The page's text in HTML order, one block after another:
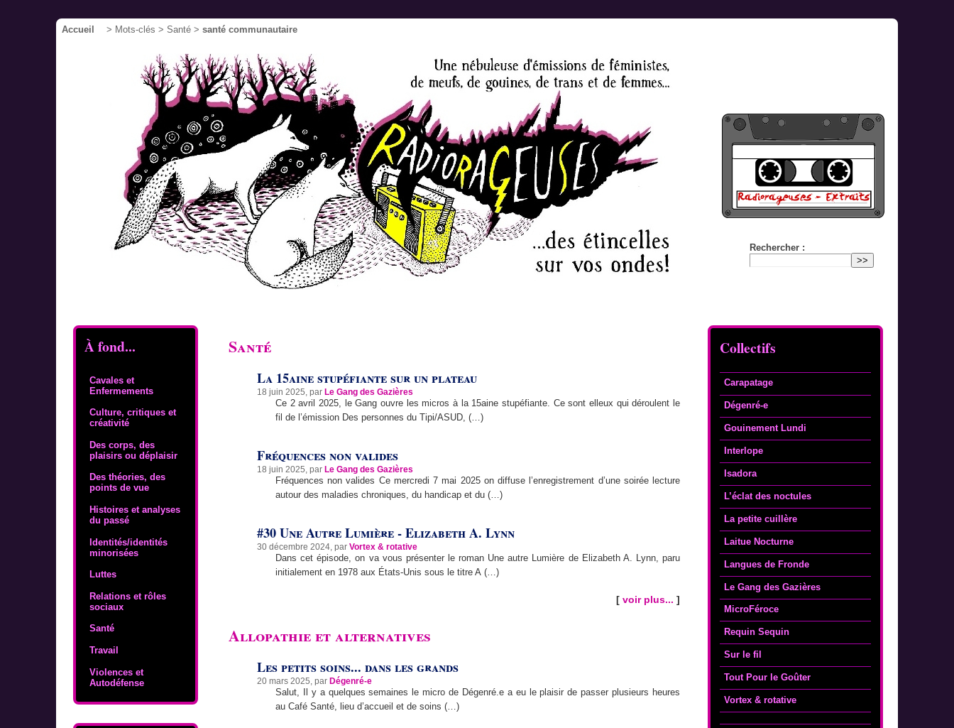
Accueil > Mots-clés > Santé > santé communautaire
Rechercher :
À fond...
Cavales et
Enfermements
Culture, critiques et
créativité
Des corps, des
plaisirs ou déplaisir
Des théories, des
points de vue
Histoires et analyses
du passé
Identités/identités
minorisées
Luttes
Relations et rôles
sociaux
Santé
Travail
Violences et
Autodéfense
Collectifs
Carapatage
Dégenré-e
Gouinement Lundi
Interlope
Isadora
L’éclat des noctules
La petite cuillère
Laitue Nocturne
Langues de Fronde
Le Gang des Gazières
MicroFéroce
Requin Sequin
Sur le fil
Tout Pour le Goûter
Vortex & rotative
Santé
La 15aine stupéfiante sur un plateau
18 juin 2025, par Le Gang des Gazières
Ce 2 avril 2025, le Gang ouvre les micros à la 15aine stupéfiante. Ce sont elleux qui déroulent le
fil de l’émission Des personnes du Tipi/ASUD, (…)
Fréquences non valides
18 juin 2025, par Le Gang des Gazières
Fréquences non valides Ce mercredi 7 mai 2025 on diffuse l’enregistrement d’une soirée lecture
autour des maladies chroniques, du handicap et du (…)
#30 Une Autre Lumière - Elizabeth A. Lynn
30 décembre 2024, par Vortex & rotative
Dans cet épisode, on va vous présenter le roman Une autre Lumière de Elizabeth A. Lynn, paru
initialement en 1978 aux États-Unis sous le titre A (…)
[ voir plus... ]
Allopathie et alternatives
Les petits soins... dans les grands
20 mars 2025, par Dégenré-e
Salut, Il y a quelques semaines le micro de Dégenré.e a eu le plaisir de passer plusieurs heures
au Café Santé, lieu d’accueil et de soins (…)